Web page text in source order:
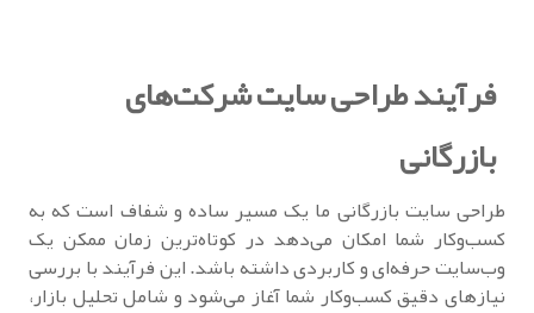
فرآیند طراحی سایت شرکت‌های
بازرگانی
طراحی سایت بازرگانی ما یک مسیر ساده و شفاف است که به
کسب‌وکار شما امکان می‌دهد در کوتاه‌ترین زمان ممکن یک
وب‌سایت حرفه‌ای و کاربردی داشته باشد. این فرآیند با بررسی
نیازهای دقیق کسب‌وکار شما آغاز می‌شود و شامل تحلیل بازار،